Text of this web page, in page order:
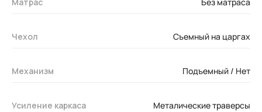
Чехол Съемный на царгах
Механизм Подъемный / Нет
Усиление каркаса Металические траверсы